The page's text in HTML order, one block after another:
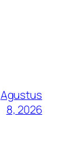
Agustus
8, 2026